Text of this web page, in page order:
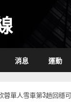
消息 運動
蓉單人雪車第3趟回穩